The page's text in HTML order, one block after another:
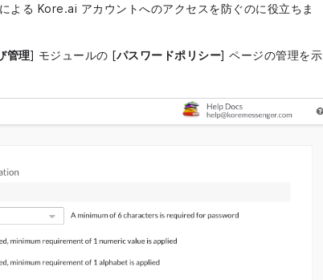
よる Kore.ai アカウントへのアクセスを防ぐのに役立ちま
管理] モジュールの [パスワードポリシー] ページの管理を示